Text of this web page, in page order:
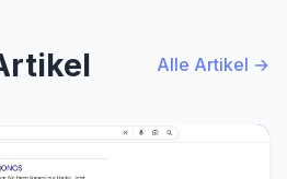
Alle Artikel →